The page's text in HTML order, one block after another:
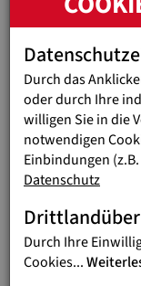
Durch das
oder durch Ihre
willigen Sie in die
notwendigen
Einbindungen
Datenschutz
Durch Ihre
Cookies...